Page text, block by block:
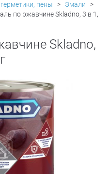
пены > Эмали
>
по ржавчине Skladno, 3 в 1,
Skladno,